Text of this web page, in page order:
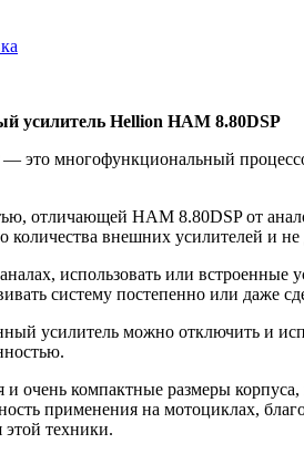
усилитель Hellion HAM 8.80DSP
это многофункциональный
отличающей HAM 8.80DSP от
количества внешних усилителей и
использовать или встроенные
систему постепенно или даже
усилитель можно отключить и
очень компактные размеры
применения на мотоциклах,
техники.